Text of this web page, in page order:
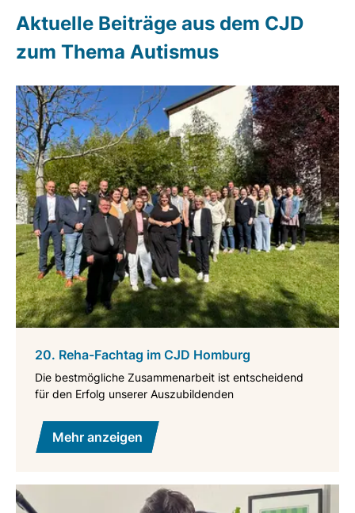
Aktuelle Beiträge aus dem CJD
zum Thema Autismus
20. Reha-Fachtag im CJD Homburg
Die bestmögliche Zusammenarbeit ist entscheidend
für den Erfolg unserer Auszubildenden
Mehr anzeigen